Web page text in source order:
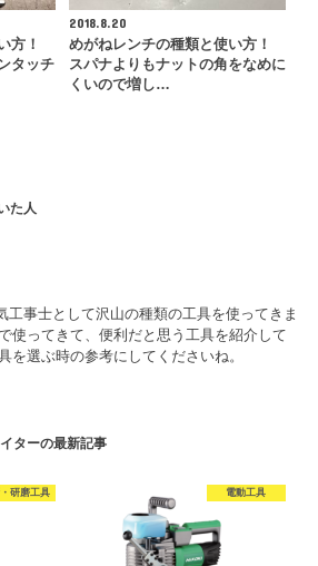
い方！
タッチ
2018.8.20
めがねレンチの種類と使い方！
スパナよりもナットの角をなめに
くいので増し…
た人
工事士として沢山の種類の工具を使ってきま
使ってきて、便利だと思う工具を紹介して
を選ぶ時の参考にしてくださいね。
ターの最新記事
研磨工具 電動工具